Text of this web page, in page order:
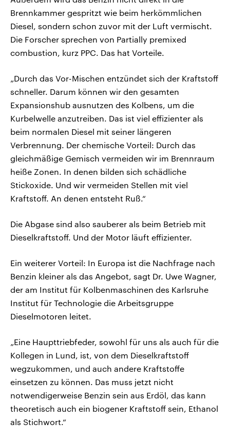
Brennkammer gespritzt wie beim herkömmlichen
Diesel, sondern schon zuvor mit der Luft vermischt.
Die Forscher sprechen von Partially premixed
combustion, kurz PPC. Das hat Vorteile.
„Durch das Vor-Mischen entzündet sich der Kraftstoff
schneller. Darum können wir den gesamten
Expansionshub ausnutzen des Kolbens, um die
Kurbelwelle anzutreiben. Das ist viel effizienter als
beim normalen Diesel mit seiner längeren
Verbrennung. Der chemische Vorteil: Durch das
gleichmäßige Gemisch vermeiden wir im Brennraum
heiße Zonen. In denen bilden sich schädliche
Stickoxide. Und wir vermeiden Stellen mit viel
Kraftstoff. An denen entsteht Ruß.“
Die Abgase sind also sauberer als beim Betrieb mit
Dieselkraftstoff. Und der Motor läuft effizienter.
Ein weiterer Vorteil: In Europa ist die Nachfrage nach
Benzin kleiner als das Angebot, sagt Dr. Uwe Wagner,
der am Institut für Kolbenmaschinen des Karlsruhe
Institut für Technologie die Arbeitsgruppe
Dieselmotoren leitet.
„Eine Haupttriebfeder, sowohl für uns als auch für die
Kollegen in Lund, ist, von dem Dieselkraftstoff
wegzukommen, und auch andere Kraftstoffe
einsetzen zu können. Das muss jetzt nicht
notwendigerweise Benzin sein aus Erdöl, das kann
theoretisch auch ein biogener Kraftstoff sein, Ethanol
als Stichwort.“